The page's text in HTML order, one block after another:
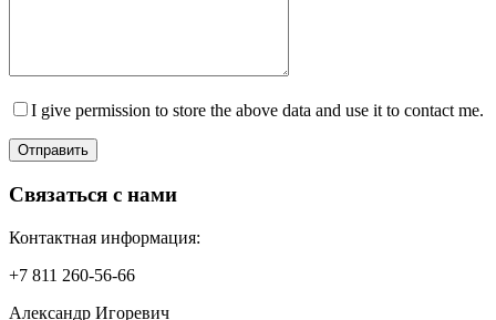
I give permission to store the above data and use it to contact me.
Отправить
Связаться с нами
Контактная информация:
+7 811 260-56-66
Александр Игоревич